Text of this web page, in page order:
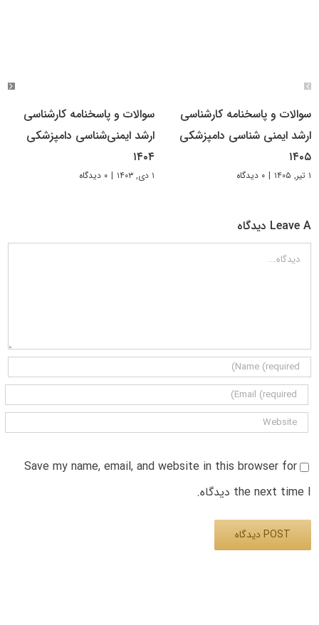
سوالات و پاسخنامه کارشناسی
ارشد ایمنی شناسی دامپزشکی
۱۴۰۵
۱ تیر, ۱۴۰۵ | ۰ دیدگاه
سوالات و پاسخنامه کارشناسی
ارشد ایمنی‌شناسی دامپزشکی
۱۴۰۴
۱ دی, ۱۴۰۳ | ۰ دیدگاه
Leave A دیدگاه
دیدگاه
Save my name, email, and website in this browser for
the next time I دیدگاه.